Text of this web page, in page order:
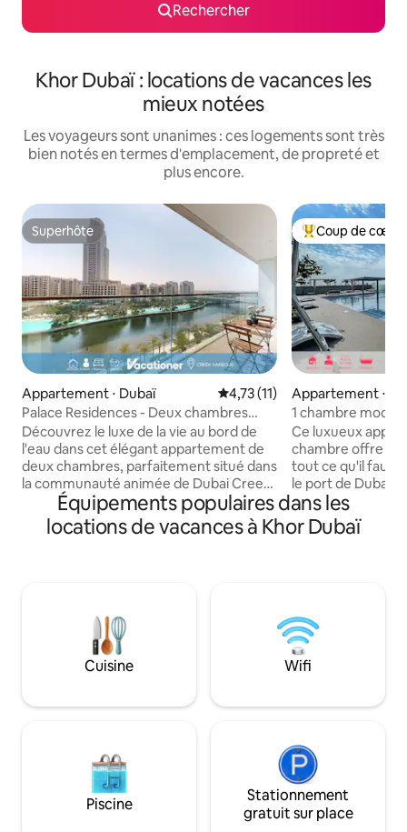
Rechercher
Khor Dubaï : locations de vacances les
mieux notées
Les voyageurs sont unanimes : ces logements sont très
bien notés en termes d'emplacement, de propreté et
plus encore.
Superhôte
Superhôte
Appartement ⋅ Dubaï Évaluation moyenne sur la
4,73 (11)
Palace Residences - Deux chambres
avec vue sur la crique
Découvrez le luxe de la vie au bord de
l'eau dans cet élégant appartement de
deux chambres, parfaitement situé dans
la communauté animée de Dubai Creek
Harbour. Profitez d'une vue charmante
sur la ligne d'horizon de la ville et la
communauté environnante, tout cela
haut de gamme, notamment des allées
panoramiques, des parcs luxuriants, des
magasins, des restaurants et des cafés.
Un séjour inoubliable dans ce logement
Coups de cœur
Coup de cœur
Appartement ⋅
1 chambre
imprenable,
Ce luxueux
chambre offre
tout ce qu'il faut,
le port de Dubaï
incroyable de Dubaï. Profitez d'un
gratuit à une
salle de sport et
est
dont vous avez
ferons un plaisir
dont vous avez
Équipements populaires dans les
locations de vacances à Khor Dubaï
Cuisine Wifi
Piscine
Stationnement
gratuit sur place